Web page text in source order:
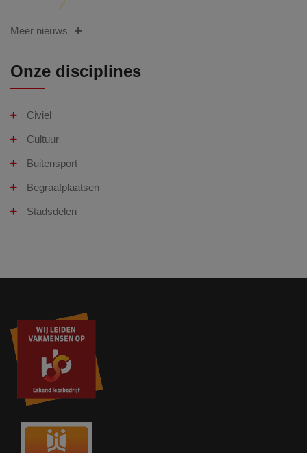
Meer nieuws
Onze disciplines
Civiel
Cultuur
Buitensport
Begraafplaatsen
Stadsdelen